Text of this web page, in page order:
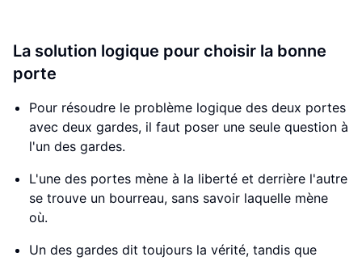
La solution logique pour choisir la bonne
porte
Pour résoudre le problème logique des deux portes
avec deux gardes, il faut poser une seule question à
l'un des gardes.
L'une des portes mène à la liberté et derrière l'autre
se trouve un bourreau, sans savoir laquelle mène
où.
Un des gardes dit toujours la vérité, tandis que